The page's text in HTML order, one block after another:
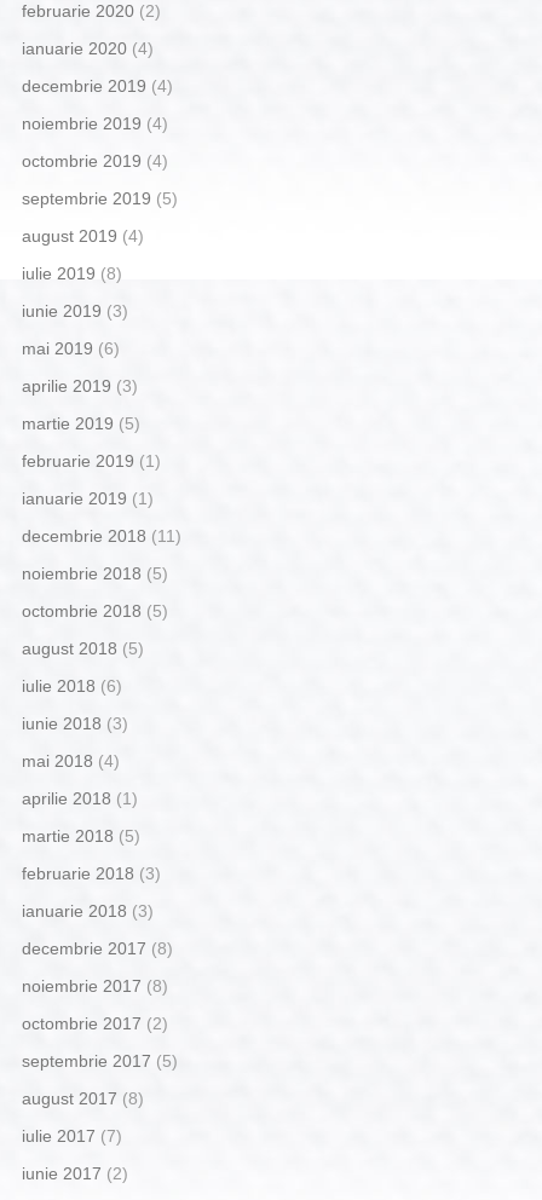
februarie 2020(2)
ianuarie 2020(4)
decembrie 2019 (4)
noiembrie 2019 (4)
octombrie 2019 (4)
septembrie 2019 (5)
august 2019 (4)
iulie 2019 (8)
iunie 2019 (3)
mai 2019 (6)
aprilie 2019 (3)
martie 2019 (5)
februarie 2019 (1)
ianuarie 2019 (1)
decembrie 2018 (11)
noiembrie 2018 (5)
octombrie 2018 (5)
august 2018 (5)
iulie 2018 (6)
iunie 2018 (3)
mai 2018 (4)
aprilie 2018 (1)
martie 2018 (5)
februarie 2018 (3)
ianuarie 2018 (3)
decembrie 2017 (8)
noiembrie 2017 (8)
octombrie 2017 (2)
septembrie 2017 (5)
august 2017 (8)
iulie 2017 (7)
iunie 2017 (2)